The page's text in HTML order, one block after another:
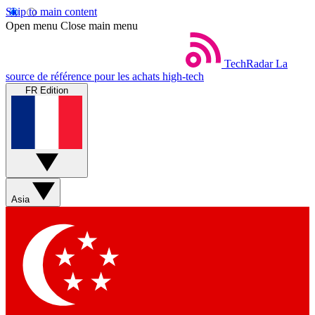
Skip to main content
Open menu Close main menu
TechRadar La
source de référence pour les achats high-tech
FR Edition
Asia